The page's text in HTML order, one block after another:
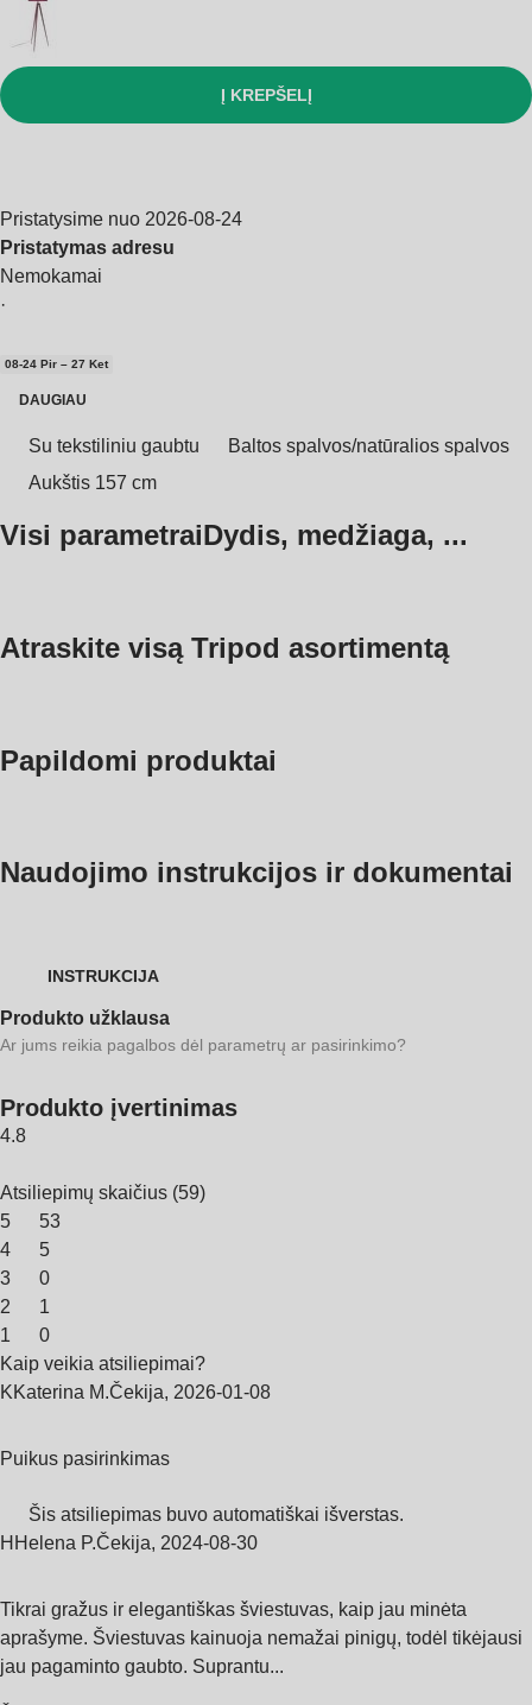
Į KREPŠELĮ
Pristatysime nuo 2026‑08‑24
Pristatymas adresu
Nemokamai
·
08‑24 Pir – 27 Ket
DAUGIAU
Su tekstiliniu gaubtu
Baltos spalvos/natūralios spalvos
Aukštis 157 cm
Visi parametraiDydis, medžiaga, ...
Atraskite visą Tripod asortimentą
Papildomi produktai
Naudojimo instrukcijos ir dokumentai
INSTRUKCIJA
Produkto užklausa
Ar jums reikia pagalbos dėl parametrų ar pasirinkimo?
Produkto įvertinimas
4.8
Atsiliepimų skaičius (59)
5
53
4
5
3
0
2
1
1
0
Kaip veikia atsiliepimai?
KKaterina M.Čekija, 2026‑01‑08
Puikus pasirinkimas
Šis atsiliepimas buvo automatiškai išverstas.
H Helena P.Čekija, 2024‑08‑30
Tikrai gražus ir elegantiškas šviestuvas, kaip jau minėta
aprašyme. Šviestuvas kainuoja nemažai pinigų, todėl tikėjausi
jau pagaminto gaubto. Suprantu...